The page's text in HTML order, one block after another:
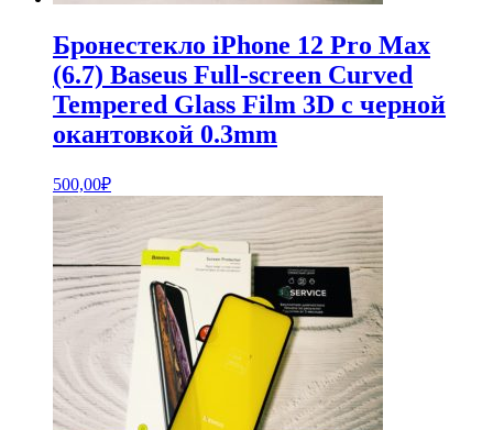
Бронестекло iPhone 12 Pro Max
(6.7) Baseus Full-screen Curved
Tempered Glass Film 3D с черной
окантовкой 0.3mm
500,00₽